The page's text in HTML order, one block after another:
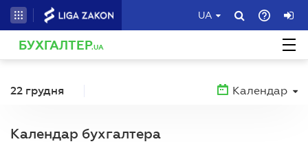
UA
БУХГАЛТЕР.UA
22 грудня Календар
Календар бухгалтера